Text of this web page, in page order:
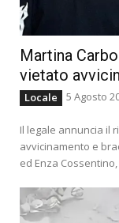
Martina
vietato
Locale 5 Agosto
Il legale annuncia il
avvicinamento e
ed Enza